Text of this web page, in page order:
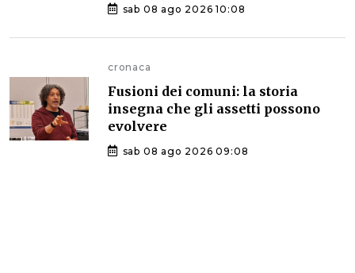
sab 08 ago 2026 10:08
cronaca
Fusioni dei comuni: la storia
insegna che gli assetti possono
evolvere
sab 08 ago 2026 09:08